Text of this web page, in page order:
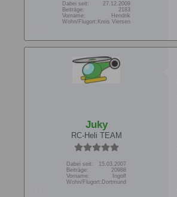
Dabei seit:
27.12.2009
Beiträge:
2183
Vorname:
Hendrik
Wohn/Flugort: Kreis Viersen
Juky
RC-Heli TEAM
Dabei seit:
15.03.2007
Beiträge:
20988
Vorname:
Ingolf
Wohn/Flugort: Dortmund